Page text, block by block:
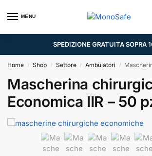
MENU
SPEDIZIONE GRATUITA SOPRA
Home / Shop / Settore / Ambulatori / Mascherina
Mascherina
Economica IIR – 50